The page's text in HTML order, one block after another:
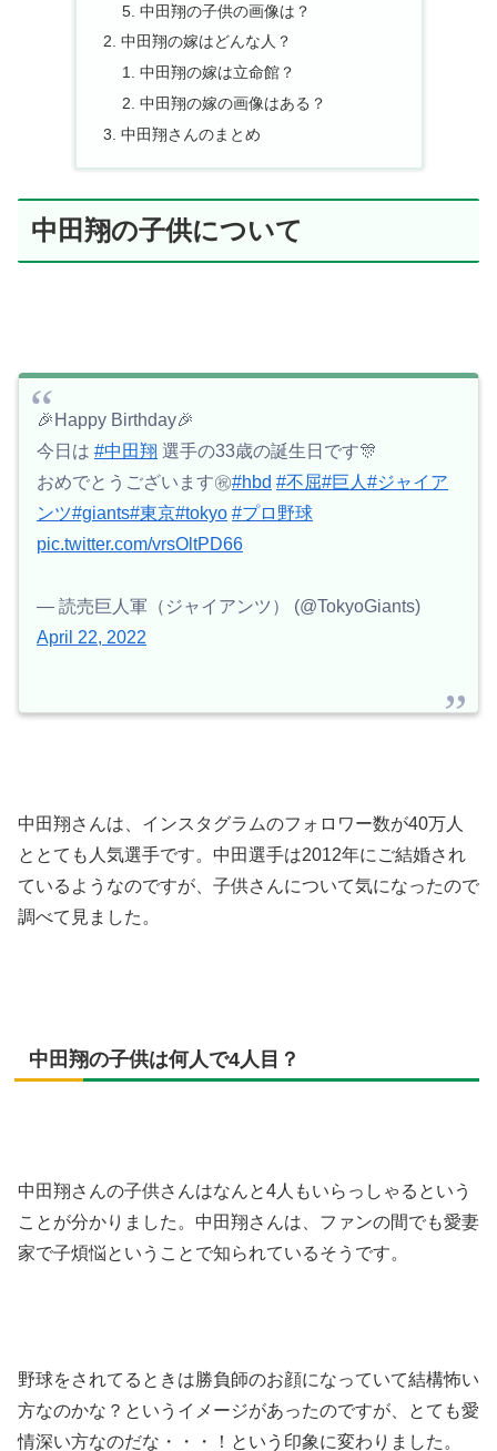
中田翔の子供の画像は？
中田翔の嫁はどんな人？
中田翔の嫁は立命館？
中田翔の嫁の画像はある？
中田翔さんのまとめ
中田翔の子供について
🎉Happy Birthday🎉
今日は #中田翔 選手の33歳の誕生日です🎊
おめでとうございます㊗️#hbd #不屈#巨人 #ジャイア
ンツ#giants#東京#tokyo #プロ野球
pic.twitter.com/vrsOltPD66
— 読売巨人軍（ジャイアンツ） (@TokyoGiants)
April 22, 2022
中田翔さんは、インスタグラムのフォロワー数が40万人
ととても人気選手です。中田選手は2012年にご結婚され
ているようなのですが、子供さんについて気になったので
調べて見ました。
中田翔の子供は何人で4人目？
中田翔さんの子供さんはなんと4人もいらっしゃるという
ことが分かりました。中田翔さんは、ファンの間でも愛妻
家で子煩悩ということで知られているそうです。
野球をされてるときは勝負師のお顔になっていて結構怖い
方なのかな？というイメージがあったのですが、とても愛
情深い方なのだな・・・！という印象に変わりました。